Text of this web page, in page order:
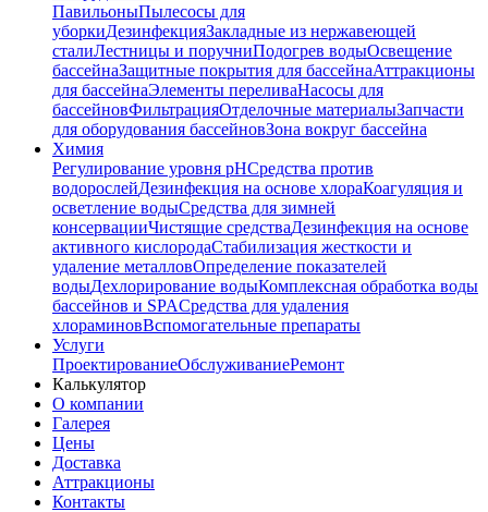
ПавильоныПылесосы для
уборкиДезинфекцияЗакладные из нержавеющей
сталиЛестницы и поручниПодогрев водыОсвещение
бассейнаЗащитные покрытия для бассейнаАттракционы
для бассейнаЭлементы переливаНасосы для
бассейновФильтрацияОтделочные материалыЗапчасти
для оборудования бассейновЗона вокруг бассейна
Химия
Регулирование уровня рНСредства против
водорослейДезинфекция на основе хлораКоагуляция и
осветление водыСредства для зимней
консервацииЧистящие средстваДезинфекция на основе
активного кислородаСтабилизация жесткости и
удаление металловОпределение показателей
водыДехлорирование водыКомплексная обработка воды
бассейнов и SPAСредства для удаления
хлораминовВспомогательные препараты
Услуги
ПроектированиеОбслуживаниеРемонт
Калькулятор
О компании
Галерея
Цены
Доставка
Аттракционы
Контакты